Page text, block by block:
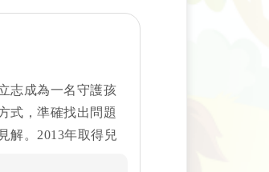
志成為一名守護孩
式，準確找出問題
解。2013年取得兒